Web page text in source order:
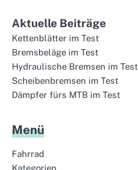
Aktuelle Beiträge
Kettenblätter im Test
Bremsbeläge im Test
Hydraulische Bremsen im Test
Scheibenbremsen im Test
Dämpfer fürs MTB im Test
Menü
Fahrrad
Kategorien